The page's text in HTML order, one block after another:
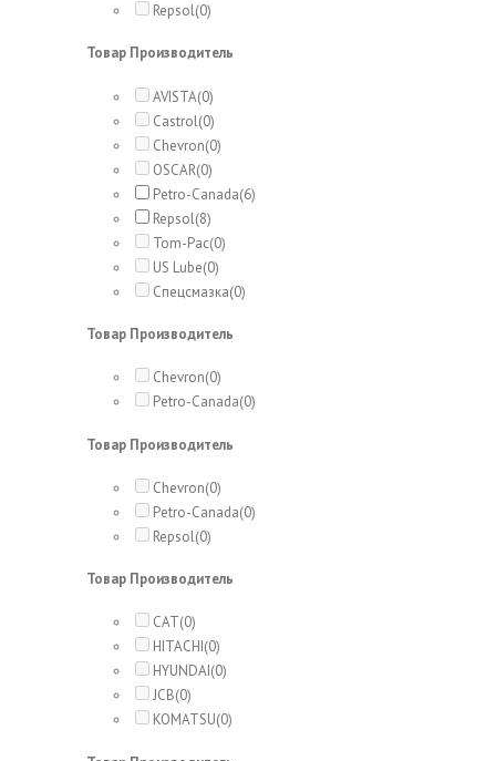
Repsol(0)
Товар Производитель
AVISTA(0)
Castrol(0)
Chevron(0)
OSCAR(0)
Petro-Canada(6)
Repsol(8)
Tom-Pac(0)
US Lube(0)
Спецсмазка(0)
Товар Производитель
Chevron(0)
Petro-Canada(0)
Товар Производитель
Chevron(0)
Petro-Canada(0)
Repsol(0)
Товар Производитель
CAT(0)
HITACHI(0)
HYUNDAI(0)
JCB(0)
KOMATSU(0)